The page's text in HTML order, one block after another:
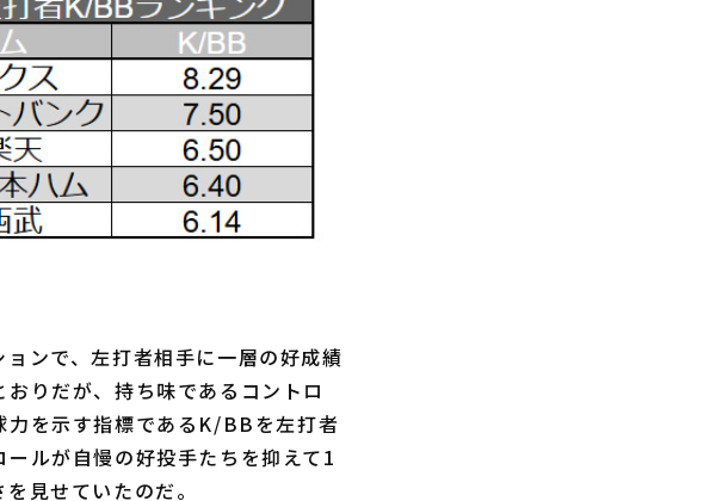
ンで、左打者相手に一層の好成績
りだが、持ち味であるコントロ
力を示す指標であるK/BBを左打者
ルが自慢の好投手たちを抑えて1
見せていたのだ。